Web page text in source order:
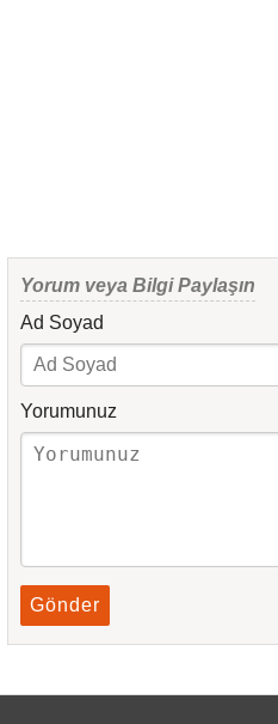
Yorum veya Bilgi Paylaşın
Ad Soyad
Yorumunuz
Gönder